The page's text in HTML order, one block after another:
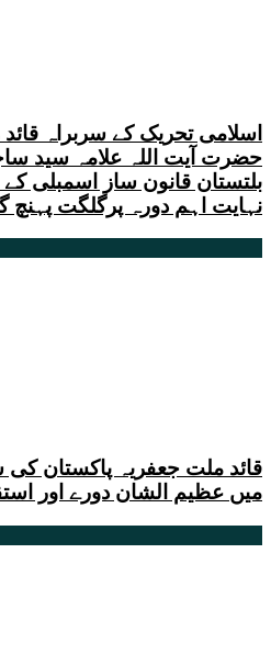
اسلامی تحریک کے سربراہ
حضرت آیت اللہ علامہ سید
بلتستان قانون ساز اسمبلی
نہایت اہم دورہ پرگلگت پہنچ
قائد ملت جعفریہ پاکستان
میں عظیم الشان دورے اور